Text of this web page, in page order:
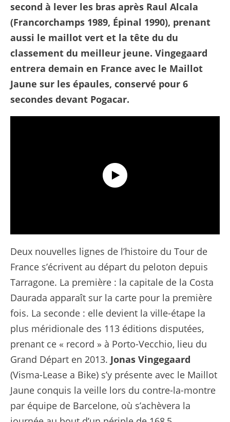
second à lever les bras après Raul Alcala
(Francorchamps 1989, Épinal 1990), prenant
aussi le maillot vert et la tête du du
classement du meilleur jeune. Vingegaard
entrera demain en France avec le Maillot
Jaune sur les épaules, conservé pour 6
secondes devant Pogacar.
Deux nouvelles lignes de l’histoire du Tour de
France s’écrivent au départ du peloton depuis
Tarragone. La première : la capitale de la Costa
Daurada apparaît sur la carte pour la première
fois. La seconde : elle devient la ville-étape la
plus méridionale des 113 éditions disputées,
prenant ce « record » à Porto-Vecchio, lieu du
Grand Départ en 2013. Jonas Vingegaard
(Visma-Lease a Bike) s’y présente avec le Maillot
Jaune conquis la veille lors du contre-la-montre
par équipe de Barcelone, où s’achèvera la